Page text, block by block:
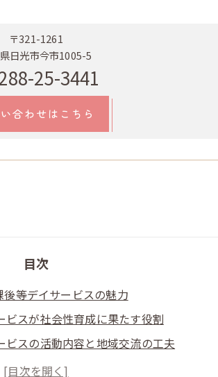
〒321-1261
日光市今市1005-5
25-3441
合わせはこちら
目次
等デイサービスの魅力
ビスが社会性育成に果たす役割
ビスの活動内容と地域交流の工夫
える放課後等デイサービスの価値